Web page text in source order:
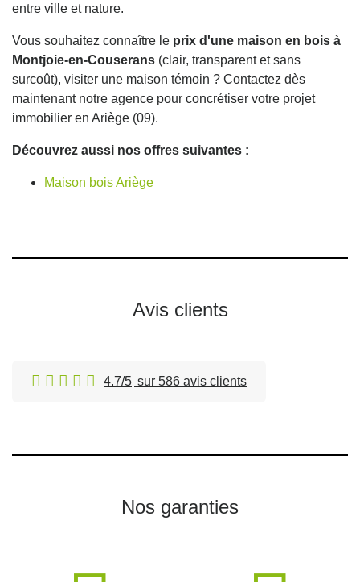
entre ville et nature.
Vous souhaitez connaître le prix d'une maison en bois à
Montjoie-en-Couserans (clair, transparent et sans
surcoût), visiter une maison témoin ? Contactez dès
maintenant notre agence pour concrétiser votre projet
immobilier en Ariège (09).
Découvrez aussi nos offres suivantes :
Maison bois Ariège
Avis clients
4.7/5 sur 586 avis clients
Nos garanties